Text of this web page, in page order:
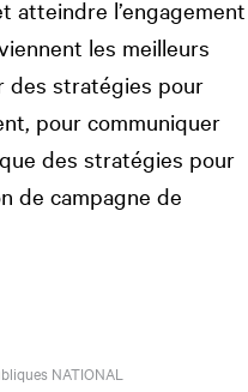
atteindre l’engagement
les meilleurs
des stratégies pour
pour communiquer
des stratégies pour
de campagne de
NATIONAL